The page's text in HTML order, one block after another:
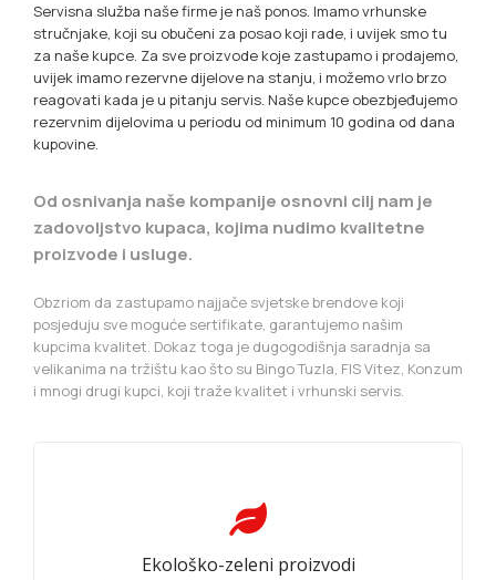
Servisna služba naše firme je naš ponos. Imamo vrhunske
stručnjake, koji su obučeni za posao koji rade, i uvijek smo tu
za naše kupce. Za sve proizvode koje zastupamo i prodajemo,
uvijek imamo rezervne dijelove na stanju, i možemo vrlo brzo
reagovati kada je u pitanju servis. Naše kupce obezbjeđujemo
rezervnim dijelovima u periodu od minimum 10 godina od dana
kupovine.
Od osnivanja naše kompanije osnovni cilj nam je
zadovoljstvo kupaca, kojima nudimo kvalitetne
proizvode i usluge.
Obzriom da zastupamo najjače svjetske brendove koji
posjeduju sve moguće sertifikate, garantujemo našim
kupcima kvalitet. Dokaz toga je dugogodišnja saradnja sa
velikanima na tržištu kao što su Bingo Tuzla, FIS Vitez, Konzum
i mnogi drugi kupci, koji traže kvalitet i vrhunski servis.
Ekološko-zeleni proizvodi